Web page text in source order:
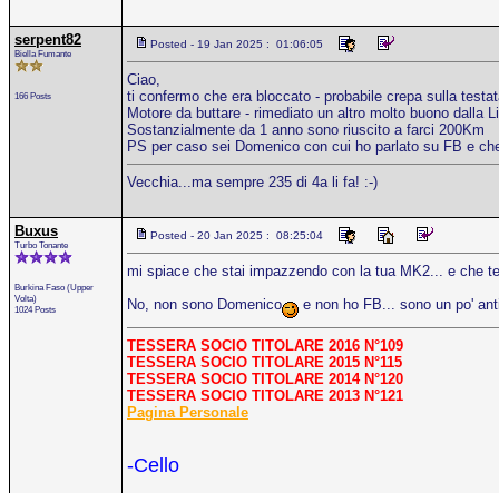
serpent82
Biella Fumante
166 Posts
Posted - 19 Jan 2025 : 01:06:05
Ciao,
ti confermo che era bloccato - probabile crepa sulla
Motore da buttare - rimediato un altro molto buono dalla
Sostanzialmente da 1 anno sono riuscito a farci 200Km
PS per caso sei Domenico con cui ho parlato su FB e
Vecchia...ma sempre 235 di 4a li fa! :-)
Buxus
Turbo Tonante
Burkina Faso (Upper
Volta)
1024 Posts
Posted - 20 Jan 2025 : 08:25:04
mi spiace che stai impazzendo con la tua MK2... e che
No, non sono Domenico
e non ho FB... sono un po'
TESSERA SOCIO TITOLARE 2016 N°109
TESSERA SOCIO TITOLARE 2015 N°115
TESSERA SOCIO TITOLARE 2014 N°120
TESSERA SOCIO TITOLARE 2013 N°121
Pagina Personale
-Cello